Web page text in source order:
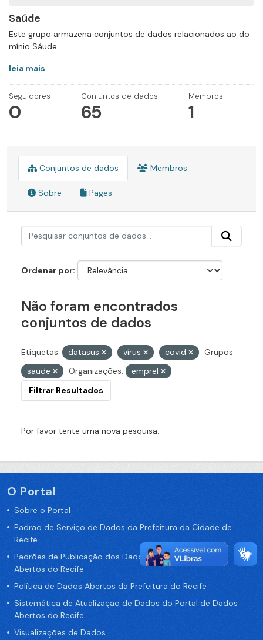
Saúde
Este grupo armazena conjuntos de dados relacionados ao do
mínio Sáude.
leia mais
Seguidores
0
Conjuntos de dados
65
Membros
1
Conjuntos de dados Membros
Sobre Pages
Ordenar por
Não foram encontrados
conjuntos de dados
Etiquetas: datasus vírus covid
Grupos:
saude
Organizações:
emprel
Filtrar Resultados
Por favor tente uma nova pesquisa.
O Portal
Sobre o Portal
Padrão de Serviço de Dados da Prefeitura da Cidade de
Recife
Padrões de Publicação dos Dados no Portal de Dados
Abertos do Recife
Política de Dados Abertos da Prefeitura do Recife
Sistemática de Atualização de Dados do Portal de Dados
Abertos do Recife
Visualizações de Dados